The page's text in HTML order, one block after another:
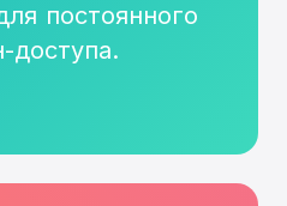
постоянного
доступа.